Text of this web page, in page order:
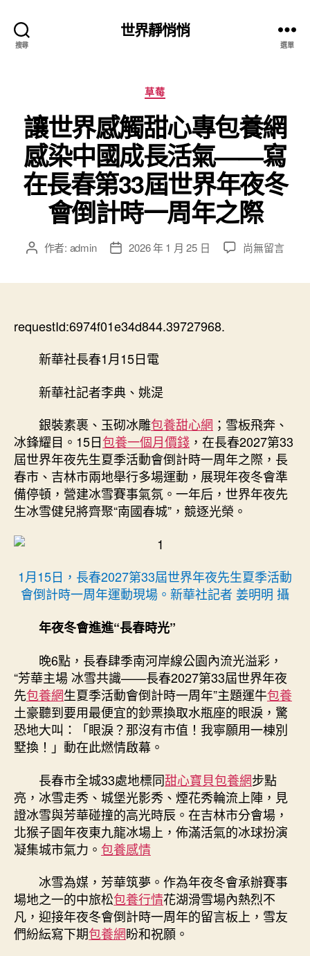
搜尋
世界靜悄悄
選單
分
類
草莓
讓世界感觸甜心專包養網
感染中國成長活氣——寫
在長春第33屆世界年夜冬
會倒計時一周年之際
文 作者: admin
文
期
2026 年 1 月 25 日
在
感
染
中
國
成
長
在
長
屆
世
界
年
夜
冬
計
時
一
周
年
中
尚無留言
requestId:6974f01e34d844.39727968.
新華社長春1月15日電
新華社記者李典、姚湜
銀裝素裹、玉砌冰雕包養甜心網 ；雪板飛奔、
冰鋒耀目。15日包養一個月價錢 ，在長春2027第33
屆世界年夜先生夏季活動會倒計時一周年之際，長
春市、吉林市兩地舉行多場運動，展現年夜冬會準
備停頓，營建冰雪賽事氣氛。一年后，世界年夜先
生冰雪健兒將齊聚“南國春城”，競逐光榮。
1月15日，長春2027第33屆世界年夜先生夏季活動
會倒計時一周年運動現場。新華社記者 姜明明 攝
年夜冬會進進“長春時光”
晚6點，長春肆季南河岸線公園內流光溢彩，
“芳華主場 冰雪共識——長春2027第33屆世界年夜
先包養網生夏季活動會倒計時一周年”主題運牛包養
土豪聽到要用最便宜的鈔票換取水瓶座的眼淚，驚
恐地大叫：「眼淚？那沒有市值！我寧願用一棟別
墅換！」動在此燃情啟幕。
長春市全城33處地標同甜心寶貝包養網步點
亮，冰雪走秀、城堡光影秀、煙花秀輪流上陣，見
證冰雪與芳華碰撞的高光時辰。在吉林市分會場，
北猴子園年夜東九龍冰場上，佈滿活氣的冰球扮演
凝集城市氣力。 包養感情
冰雪為媒，芳華筑夢。作為年夜冬會承辦賽事
場地之一的中旅松包養行情花湖滑雪場內熱烈不
凡，迎接年夜冬會倒計時一周年的留言板上，雪友
們紛紜寫下期包養網盼和祝願。